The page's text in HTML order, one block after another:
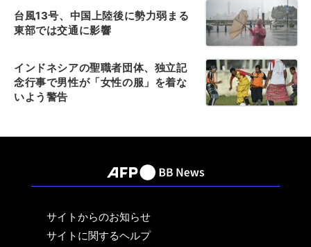
台風13号、中国上陸後に勢力弱まる
東部では交通に影響
インドネシアの聖職者団体、独立記
念行事で男性が「女性の服」を着な
いよう警告
サイトからのお知らせ
サイトに関するヘルプ